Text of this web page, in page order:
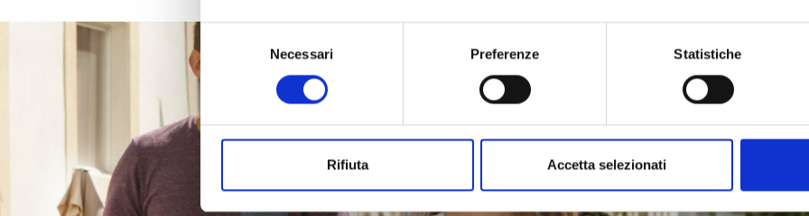
del
consenso
Necessari Preferenze Statistiche
Rifiuta Accetta selezionati